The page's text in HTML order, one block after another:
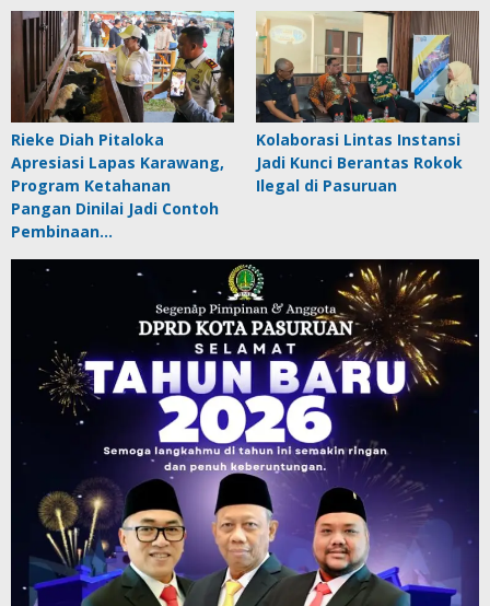
Rieke Diah Pitaloka
Apresiasi Lapas Karawang,
Program Ketahanan
Pangan Dinilai Jadi Contoh
Pembinaan…
Kolaborasi Lintas Instansi
Jadi Kunci Berantas Rokok
Ilegal di Pasuruan